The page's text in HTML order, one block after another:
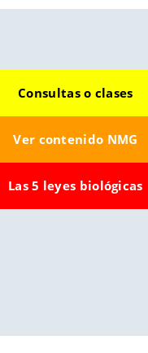
Consultas o clases
Ver contenido NMG
Las 5 leyes biológicas